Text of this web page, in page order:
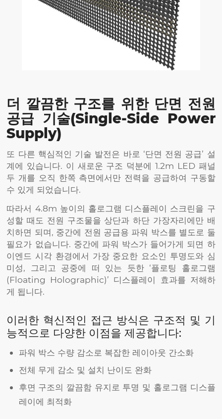
더 깔끔한 구조를 위한 단면 전원
공급 기술(Single-Side Power
Supply)
또 다른 핵심적인 기술 발전은 바로 ‘단면 전원 공급’ 설
계에 있습니다. 이 새로운 구조 덕분에 1.2m LED 패널
두 개를 오직 한쪽 측면에서만 전력을 공급하여 구동할
수 있게 되었습니다.
따라서 4.8m 높이의 홀로그램 디스플레이 스크린을 구
성할 때도 전원 구조물을 상단과 하단 가장자리에만 배
치하면 되며, 중간에 전원 공급용 파워 박스를 별도로 둘
필요가 없습니다. 중간에 파워 박스가 들어가게 되면 하
이엔드 시각 환경에서 가장 중요한 요소인 투명도와 심
미성, 그리고 공중에 떠 있는 듯한 ‘플로팅 홀로그램
(Floating Holographic)’ 디스플레이 효과를 저해하
게 됩니다.
이러한 혁신적인 접근 방식은 구조적 및 기
능적으로 다양한 이점을 제공합니다:
파워 박스 수량 감소로 복잡한 레이아웃 간소화
전체 무게 감소 및 설치 난이도 완화
후면 구조의 깔끔함 유지로 투명 및 홀로그램 디스플
레이에 최적화